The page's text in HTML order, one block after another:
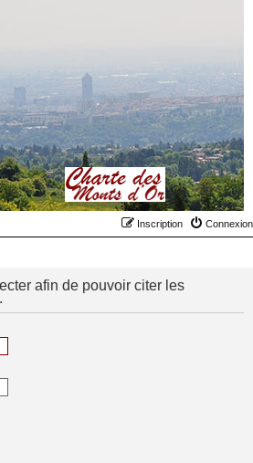
Connexion
Inscription
afin de pouvoir citer les